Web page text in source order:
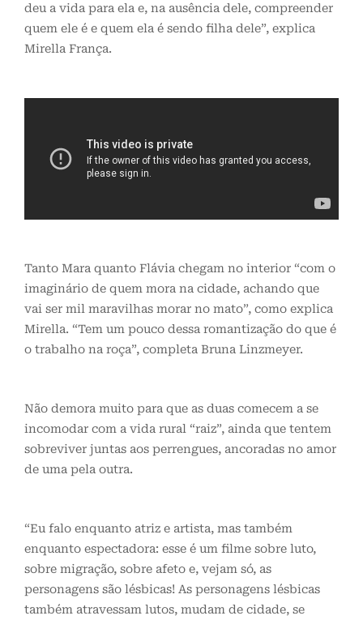
deu a vida para ela e, na ausência dele, compreender
quem ele é e quem ela é sendo filha dele”, explica
Mirella França.
Tanto Mara quanto Flávia chegam no interior “com o
imaginário de quem mora na cidade, achando que
vai ser mil maravilhas morar no mato”, como explica
Mirella. “Tem um pouco dessa romantização do que é
o trabalho na roça”, completa Bruna Linzmeyer.
Não demora muito para que as duas comecem a se
incomodar com a vida rural “raiz”, ainda que tentem
sobreviver juntas aos perrengues, ancoradas no amor
de uma pela outra.
“Eu falo enquanto atriz e artista, mas também
enquanto espectadora: esse é um filme sobre luto,
sobre migração, sobre afeto e, vejam só, as
personagens são lésbicas! As personagens lésbicas
também atravessam lutos, mudam de cidade, se